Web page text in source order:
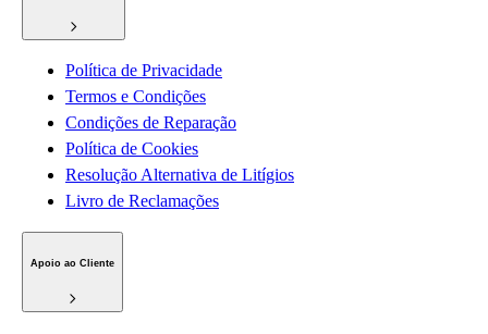
Política de Privacidade
Termos e Condições
Condições de Reparação
Política de Cookies
Resolução Alternativa de Litígios
Livro de Reclamações
Apoio ao Cliente